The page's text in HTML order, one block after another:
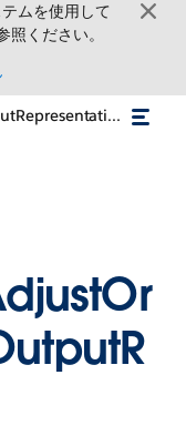
ムを使用して
照ください。
ConnectApi.AdjustOrderSummaryOutputRepresentation